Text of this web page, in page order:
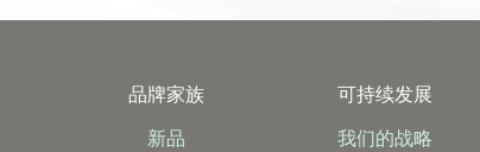
品牌家族
新品
可持续发展
我们的战略